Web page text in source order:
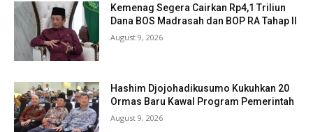
Kemenag Segera Cairkan Rp4,1 Triliun
Dana BOS Madrasah dan BOP RA Tahap II
August 9, 2026
Hashim Djojohadikusumo Kukuhkan 20
Ormas Baru Kawal Program Pemerintah
August 9, 2026